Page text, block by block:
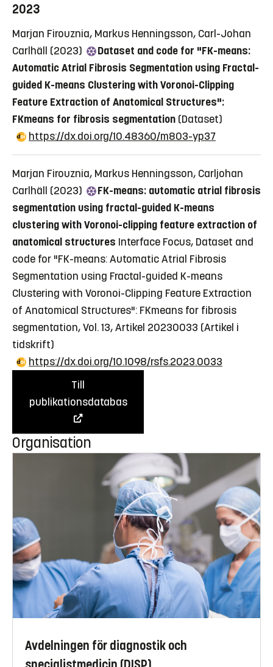
2023
Marjan Firouznia, Markus Henningsson, Carl-Johan
Carlhäll (2023)
Dataset and code for "FK-means:
Automatic Atrial Fibrosis Segmentation using Fractal-
guided K-means Clustering with Voronoi-Clipping
Feature Extraction of Anatomical Structures":
FKmeans for fibrosis segmentation (Dataset)
https://dx.doi.org/10.48360/m803-yp37
Marjan Firouznia, Markus Henningsson, Carljohan
Carlhäll (2023)
FK-means: automatic atrial fibrosis
segmentation using fractal-guided K-means
clustering with Voronoi-clipping feature extraction of
anatomical structures Interface Focus, Dataset and
code for "FK-means: Automatic Atrial Fibrosis
Segmentation using Fractal-guided K-means
Clustering with Voronoi-Clipping Feature Extraction
of Anatomical Structures": FKmeans for fibrosis
segmentation, Vol. 13, Artikel 20230033 (Artikel i
tidskrift)
https://dx.doi.org/10.1098/rsfs.2023.0033
Till
publikationsdatabas
Organisation
Avdelningen för diagnostik och